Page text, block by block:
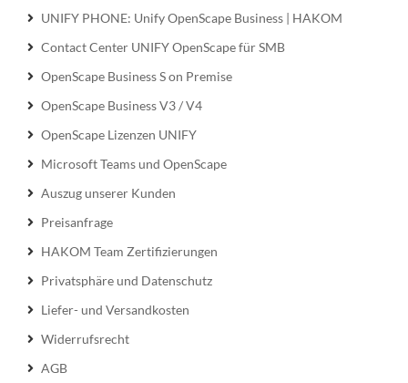
UNIFY PHONE: Unify OpenScape Business | HAKOM
Contact Center UNIFY OpenScape für SMB
OpenScape Business S on Premise
OpenScape Business V3 / V4
OpenScape Lizenzen UNIFY
Microsoft Teams und OpenScape
Auszug unserer Kunden
Preisanfrage
HAKOM Team Zertifizierungen
Privatsphäre und Datenschutz
Liefer- und Versandkosten
Widerrufsrecht
AGB